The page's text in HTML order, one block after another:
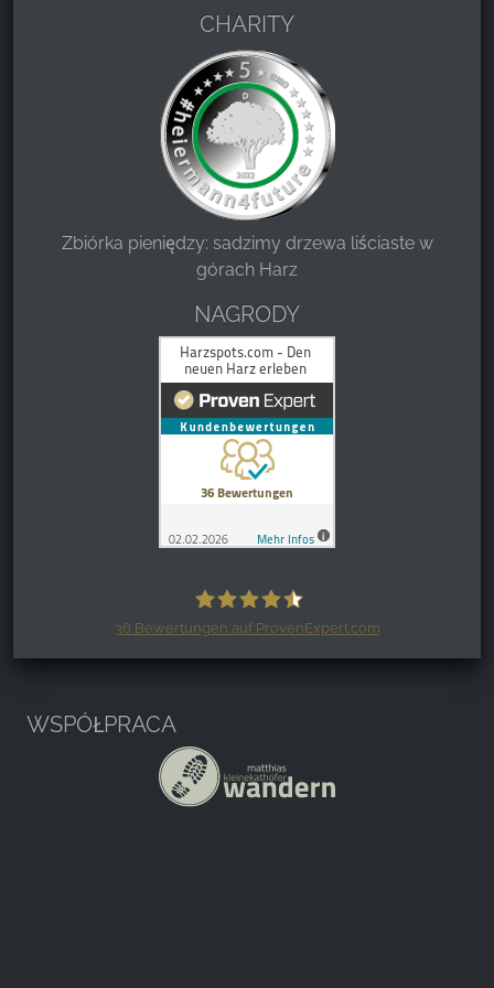
CHARITY
Zbiórka pieniędzy: sadzimy drzewa liściaste w
górach Harz
NAGRODY
36 Bewertungen auf ProvenExpert.com
WSPÓŁPRACA